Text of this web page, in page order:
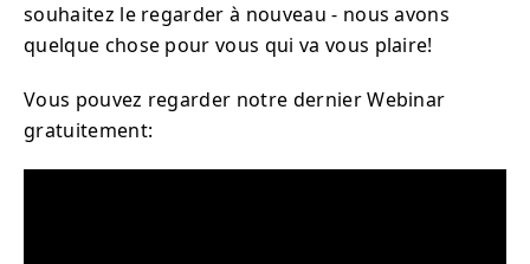
souhaitez le regarder à nouveau - nous avons
quelque chose pour vous qui va vous plaire!
Vous pouvez regarder notre dernier Webinar
gratuitement: